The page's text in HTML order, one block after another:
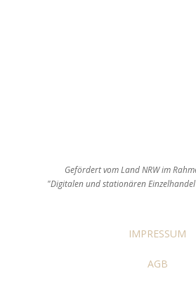
Gefördert vom Land NRW im
"Digitalen und stationären
IMPRESSUM
AGB